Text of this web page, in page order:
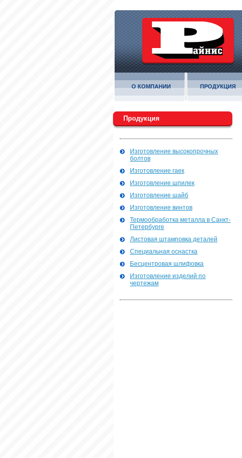
О КОМПАНИИ ПРОДУКЦИЯ
Продукция
Изготовление высокопрочных
болтов
Изготовление гаек
Изготовление шпилек
Изготовление шайб
Изготовление винтов
Термообработка металла в Санкт-
Петербурге
Листовая штамповка деталей
Специальная оснастка
Бесцентровая шлифовка
Изготовление изделий по
чертежам